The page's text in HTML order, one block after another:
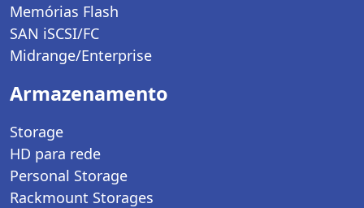
Memórias Flash
SAN iSCSI/FC
Midrange/Enterprise
Armazenamento
Storage
HD para rede
Personal Storage
Rackmount Storages